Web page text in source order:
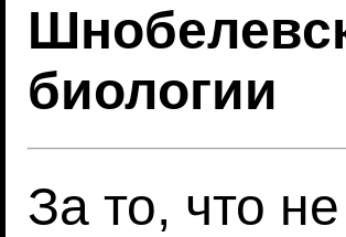
биологии
За то, что